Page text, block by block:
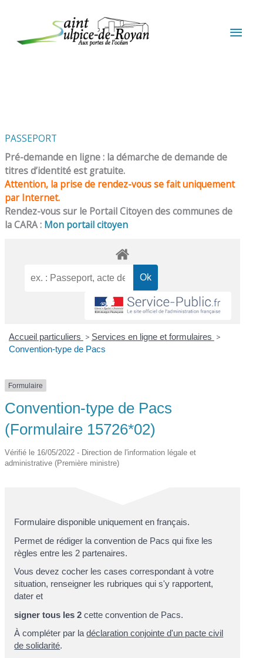
PASSEPORT
Pré-demande en ligne : la démarche de demande de
titres d’identité est gratuite.
Attention, la prise de rendez-vous se fait uniquement
par Internet.
Rendez-vous sur le Portail Citoyen des communes de
la CARA : Mon portail citoyen
Accueil particuliers > Services en ligne et formulaires >
Convention-type de Pacs
Formulaire
Convention-type de Pacs
(Formulaire 15726*02)
Vérifié le 16/05/2022 - Direction de l'information légale et
administrative (Première ministre)
Formulaire disponible uniquement en français.
Permet de rédiger la convention de Pacs qui fixe les
règles entre les 2 partenaires.
Vous devez cocher les cases correspondant à votre
situation, renseigner les rubriques qui s'y rapportent,
dater et
signer tous les 2 cette convention de Pacs.
À compléter par ladéclaration conjointe d'un pacte civil
de solidarité.